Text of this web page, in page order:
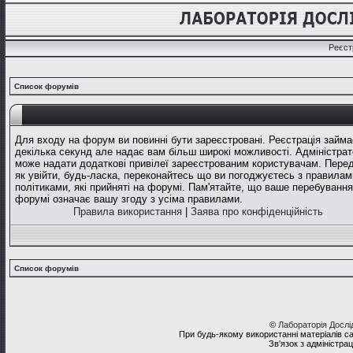
Список форумів
Для входу на форум ви повинні бути зареєстровані. Реєстрація
декілька секунд але надає вам більш широкі можливості.
може надати додаткові привілеї зареєстрованим користувачам.
як увійти, будь-ласка, переконайтесь що ви погоджуєтесь з
політиками, які прийняті на форумі. Пам'ятайте, що ваше
форумі означає вашу згоду з усіма правилами.
Правила використання
Заява про конфіденційність
Список форумів
© Лабораторія
При будь-якому використанні матеріалів
Зв'язок з